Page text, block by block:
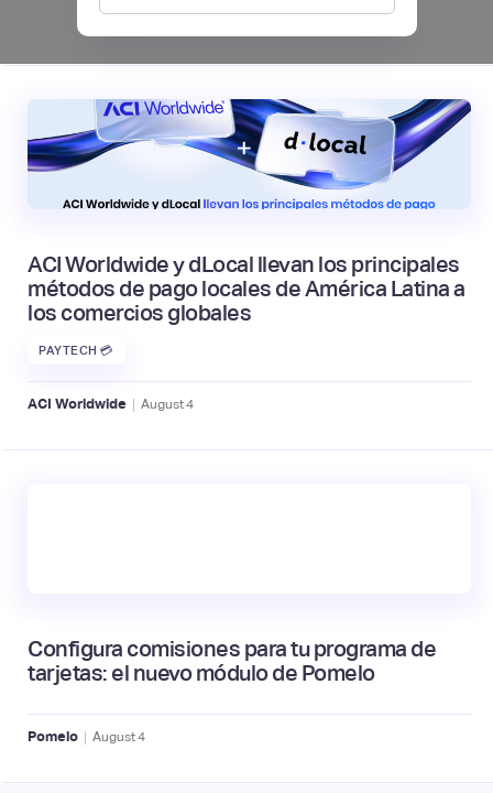
August6
ACI Worldwide y dLocal llevan los principales
métodos de pago locales de América Latina a
los comercios globales
PAYTECH 💳
ACI Worldwide | August4
Configura comisiones para tu programa de
tarjetas: el nuevo módulo de Pomelo
Pomelo | August4